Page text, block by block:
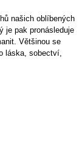
našich oblíbených
je pak pronásleduje
Většinou se
láska, sobectví,